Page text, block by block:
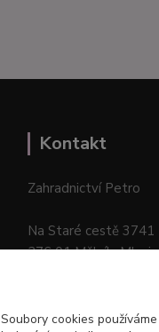
Kontakt
Zahradnictví Petro
Na Staré cestě 3741
276 01
Soubory cookies